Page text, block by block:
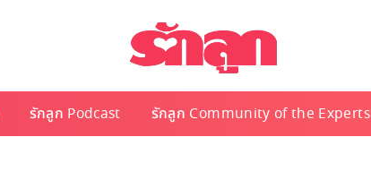
รักลูก Podcast รักลูก Community of the Experts